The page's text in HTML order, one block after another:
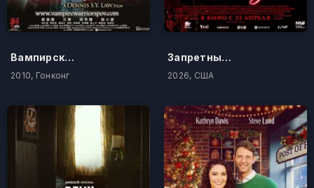
Вампирские войны
2010, Гонконг
Запретный плод
2026, США